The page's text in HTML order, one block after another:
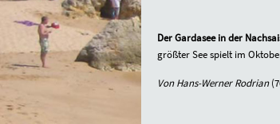
Der Gardasee in der
größter See spielt im
Von Hans-Werner Rodrian